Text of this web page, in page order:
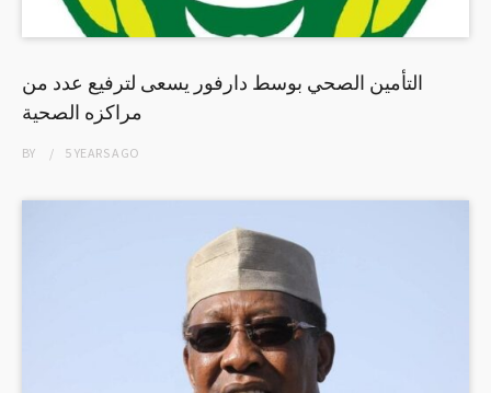
التأمين الصحي بوسط دارفور يسعى لترفيع عدد من
مراكزه الصحية
BY 5 YEARSAGO